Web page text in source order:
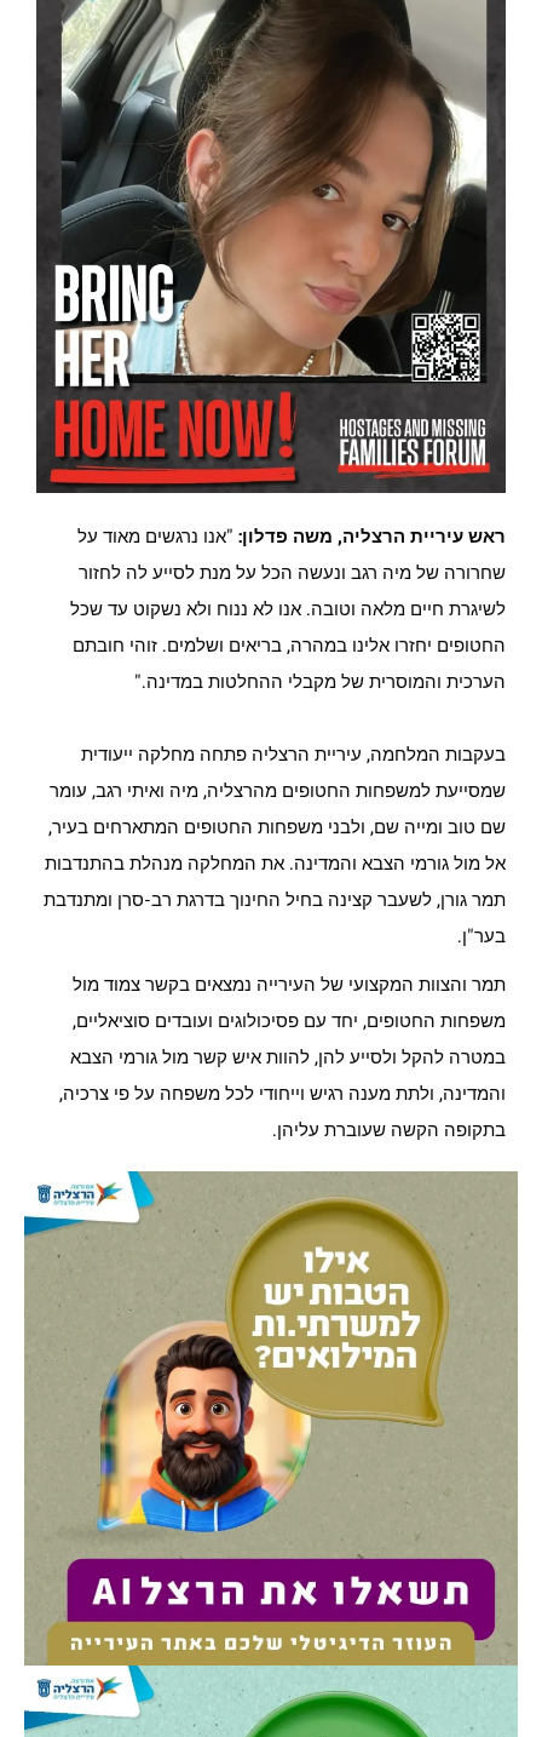
ראש עיריית הרצליה, משה פדלון: "אנו נרגשים מאוד על
שחרורה של מיה רגב ונעשה הכל על מנת לסייע לה לחזור
לשיגרת חיים מלאה וטובה. אנו לא ננוח ולא נשקוט עד שכל
החטופים יחזרו אלינו במהרה, בריאים ושלמים. זוהי חובתם
הערכית והמוסרית של מקבלי ההחלטות במדינה."
בעקבות המלחמה, עיריית הרצליה פתחה מחלקה ייעודית
שמסייעת למשפחות החטופים מהרצליה, מיה ואיתי רגב, עומר
שם טוב ומייה שם, ולבני משפחות החטופים המתארחים בעיר,
אל מול גורמי הצבא והמדינה. את המחלקה מנהלת בהתנדבות
תמר גורן, לשעבר קצינה בחיל החינוך בדרגת רב-סרן ומתנדבת
בער"ן.
תמר והצוות המקצועי של העירייה נמצאים בקשר צמוד מול
משפחות החטופים, יחד עם פסיכולוגים ועובדים סוציאליים,
במטרה להקל ולסייע להן, להוות איש קשר מול גורמי הצבא
והמדינה, ולתת מענה רגיש וייחודי לכל משפחה על פי צרכיה,
בתקופה הקשה שעוברת עליהן.